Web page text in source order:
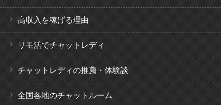
高収入を稼げる理由
リモ活でチャットレディ
チャットレディの推薦・体験談
全国各地のチャットルーム